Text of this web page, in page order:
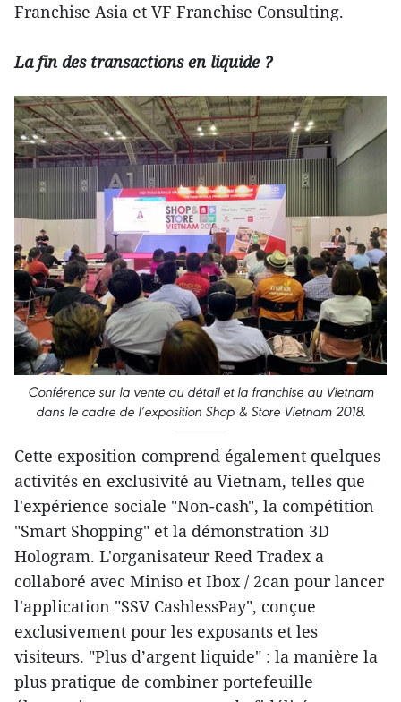
Franchise Asia et VF Franchise Consulting.
La fin des transactions en liquide ?
Conférence sur la vente au détail et la franchise au Vietnam
dans le cadre de l’exposition Shop & Store Vietnam 2018.
Cette exposition comprend également quelques
activités en exclusivité au Vietnam, telles que
l'expérience sociale "Non-cash", la compétition
"Smart Shopping" et la démonstration 3D
Hologram. L'organisateur Reed Tradex a
collaboré avec Miniso et Ibox / 2can pour lancer
l'application "SSV CashlessPay", conçue
exclusivement pour les exposants et les
visiteurs. "Plus d’argent liquide" : la manière la
plus pratique de combiner portefeuille